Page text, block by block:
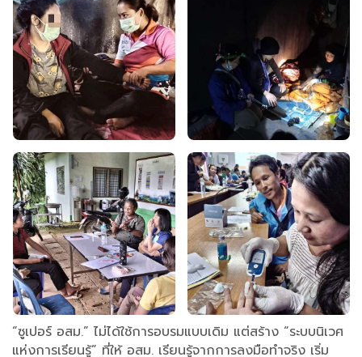
“ซูเปอร์ อสม.” ไม่ได้ใช้การอบรมแบบเดิม แต่สร้าง “ระบบนิเวศ
แห่งการเรียนรู้” ที่ให้ อสม. เรียนรู้จากการลงมือทำจริง เริ่ม